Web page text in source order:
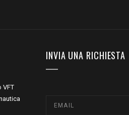
VFT
INVIA UNA RICHIESTA